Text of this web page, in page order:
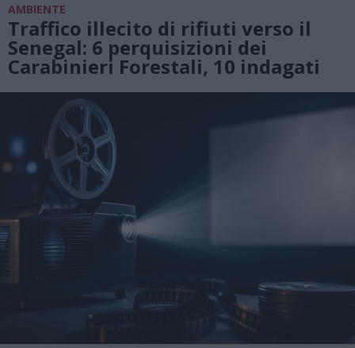
AMBIENTE
Traffico illecito di rifiuti verso il
Senegal: 6 perquisizioni dei
Carabinieri Forestali, 10 indagati